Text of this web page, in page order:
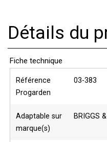
Détails du
Fiche technique
Référence
Progarden
03-383
Adaptable sur
marque(s)
BRIGGS